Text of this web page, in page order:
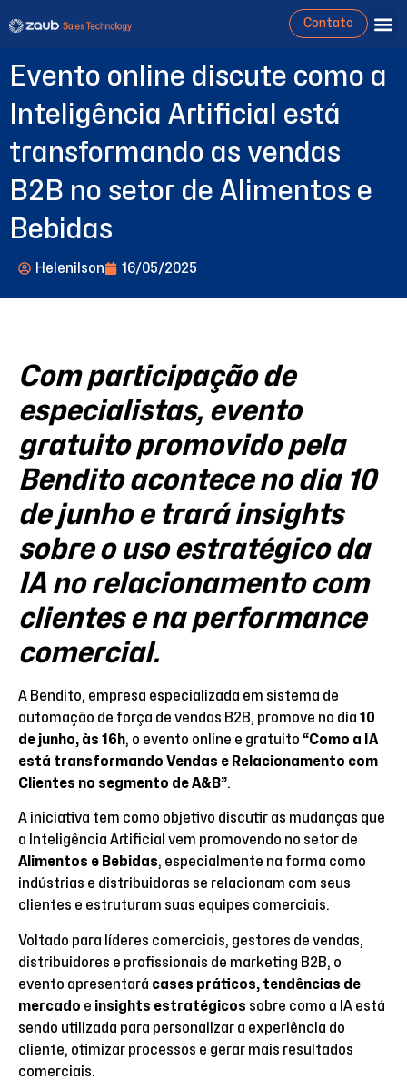
Contato
Evento online discute como a
Inteligência Artificial está
transformando as vendas
B2B no setor de Alimentos e
Bebidas
Helenilson 16/05/2025
Com participação de
especialistas, evento
gratuito promovido pela
Bendito acontece no dia 10
de junho e trará insights
sobre o uso estratégico da
IA no relacionamento com
clientes e na performance
comercial.
A Bendito, empresa especializada em sistema de
automação de força de vendas B2B, promove no dia 10
de junho, às 16h, o evento online e gratuito “Como a IA
está transformando Vendas e Relacionamento com
Clientes no segmento de A&B”.
A iniciativa tem como objetivo discutir as mudanças que
a Inteligência Artificial vem promovendo no setor de
Alimentos e Bebidas, especialmente na forma como
indústrias e distribuidoras se relacionam com seus
clientes e estruturam suas equipes comerciais.
Voltado para líderes comerciais, gestores de vendas,
distribuidores e profissionais de marketing B2B, o
evento apresentará cases práticos, tendências de
mercado e insights estratégicos sobre como a IA está
sendo utilizada para personalizar a experiência do
cliente, otimizar processos e gerar mais resultados
comerciais.